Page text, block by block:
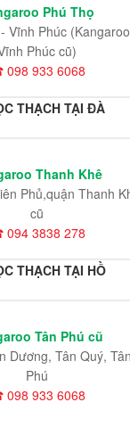
Phú Thọ
Vĩnh Phúc (Kangaroo
Phúc cũ)
933 6068
THẠCH TẠI ĐÀ
Thanh Khê
Phủ,quận Thanh
cũ
3838 278
THẠCH TẠI HỒ
Tân Phú cũ
Dương, Tân Quý,
Phú
933 6068